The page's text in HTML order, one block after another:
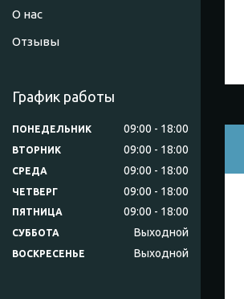
О нас
Отзывы
График работы
ПОНЕДЕЛЬНИК 09:00 18:00
ВТОРНИК 09:00 18:00
СРЕДА 09:00 18:00
ЧЕТВЕРГ 09:00 18:00
ПЯТНИЦА 09:00 18:00
СУББОТА Выходной
ВОСКРЕСЕНЬЕ Выходной